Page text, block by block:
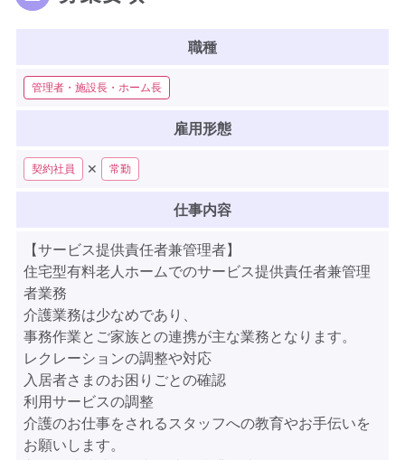
職種
管理者・施設長・ホーム長
雇用形態
契約社員 ✕ 常勤
仕事内容
【サービス提供責任者兼管理者】
住宅型有料老人ホームでのサービス提供責任者兼管理
者業務
介護業務は少なめであり、
事務作業とご家族との連携が主な業務となります。
レクレーションの調整や対応
入居者さまのお困りごとの確認
利用サービスの調整
介護のお仕事をされるスタッフへの教育やお手伝いを
お願いします。